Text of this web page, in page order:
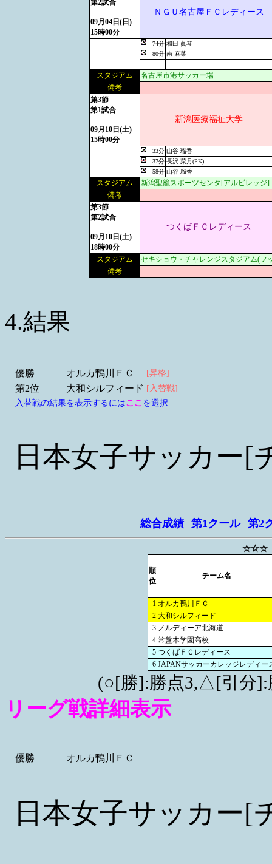
第2試合
09月04日(日)
15時00分
ＮＧＵ名古屋ＦＣレディース
74分 和田 眞琴
80分 南 麻菜
スタジアム
名古屋市港サッカー場
備考
第3節
第1試合
09月10日(土)
15時00分
新潟医療福祉大学
33分 山谷 瑠香
37分 長沢 菜月(PK)
58分 山谷 瑠香
スタジアム
新潟聖籠スポーツセンタ[アルビレッジ]
備考
第3節
第2試合
09月10日(土)
18時00分
つくばＦＣレディース
スタジアム
セキショウ・チャレンジスタジアム(フ
備考
4.結果
優勝 オルカ鴨川ＦＣ [昇格]
第2位 大和シルフィード [入替戦]
入替戦の結果を表示するにはここ を選択
日本女子サッカー[
総合成績 第1クール 第2
☆☆☆
順
位
チーム名
1 オルカ鴨川ＦＣ
2 大和シルフィード
3 ノルディーア北海道
4 常盤木学園高校
5 つくばＦＣレディース
6 JAPANサッカーカレッジレディー
(○[勝]:勝点3,△[引分]:
リーグ戦詳細表示
優勝 オルカ鴨川ＦＣ
日本女子サッカー[